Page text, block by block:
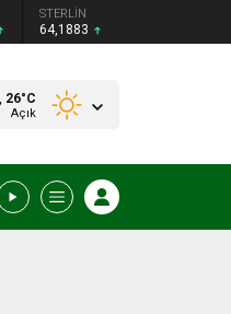
STERLİN
64,1883
26°C
Açık